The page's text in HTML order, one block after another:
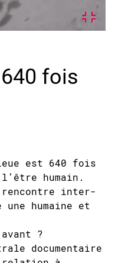
fois
est 640 fois
humain.
rencontre inter-
humaine et
avant ?
documentaire